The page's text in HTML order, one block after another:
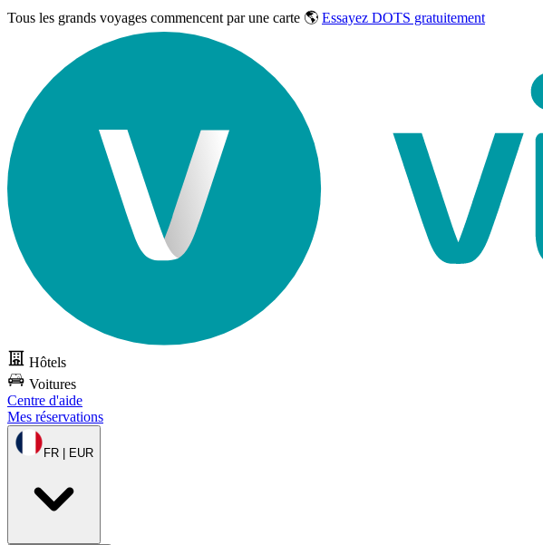
Tous les grands voyages commencent par une carte 🌎 Essayez DOTS gratuitement
Hôtels
Voitures
Centre d'aide
Mes réservations
FR | EUR